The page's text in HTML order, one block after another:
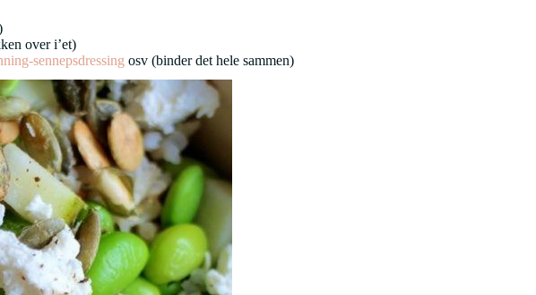
over i’et)
sennepsdressing osv (binder det hele sammen)